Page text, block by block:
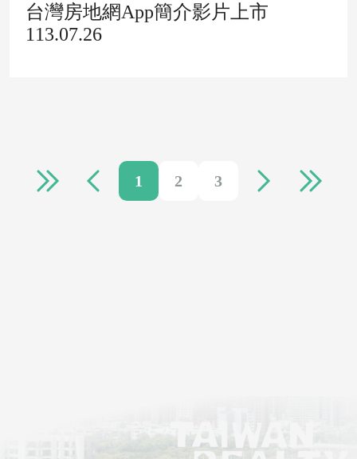
台灣房地網App簡介影片上市
113.07.26
1 2 3